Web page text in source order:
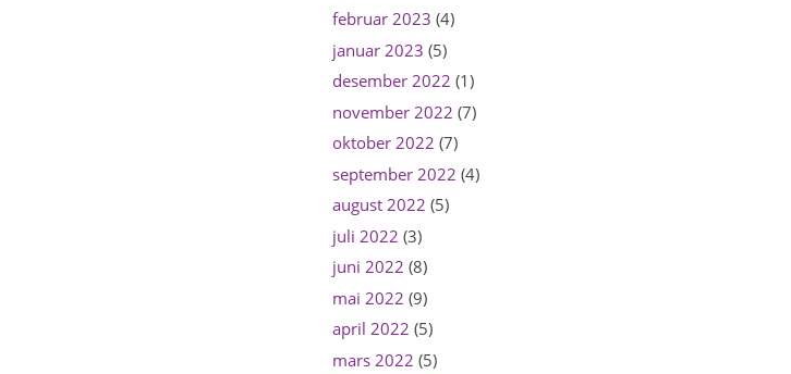
februar 2023 (4)
januar 2023 (5)
desember 2022 (1)
november 2022 (7)
oktober 2022 (7)
september 2022 (4)
august 2022 (5)
juli 2022 (3)
juni 2022 (8)
mai 2022 (9)
april 2022 (5)
mars 2022 (5)